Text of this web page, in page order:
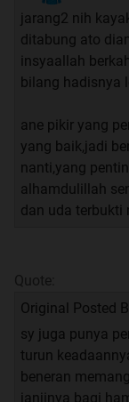
Mohon
akan
kepada orang2
terkhusus
kehidupannya
jarang2 nih
ditabung ato
insyaallah
bilang hadisnya
ane pikir yang
yang baik,jadi
nanti,yang
alhamdulillah
dan uda terbukti
Quote:
Original Posted
sy juga punya
turun
beneran
janjinya bagi